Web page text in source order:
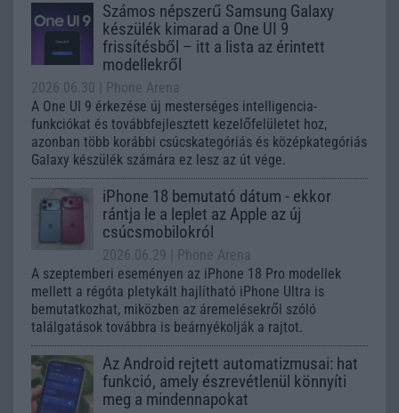
Számos népszerű Samsung Galaxy
készülék kimarad a One UI 9
frissítésből – itt a lista az érintett
modellekről
2026.06.30
| Phone Arena
A One UI 9 érkezése új mesterséges intelligencia-
funkciókat és továbbfejlesztett kezelőfelületet hoz,
azonban több korábbi csúcskategóriás és középkategóriás
Galaxy készülék számára ez lesz az út vége.
iPhone 18 bemutató dátum - ekkor
rántja le a leplet az Apple az új
csúcsmobilokról
2026.06.29
| Phone Arena
A szeptemberi eseményen az iPhone 18 Pro modellek
mellett a régóta pletykált hajlítható iPhone Ultra is
bemutatkozhat, miközben az áremelésekről szóló
találgatások továbbra is beárnyékolják a rajtot.
Az Android rejtett automatizmusai: hat
funkció, amely észrevétlenül könnyíti
meg a mindennapokat